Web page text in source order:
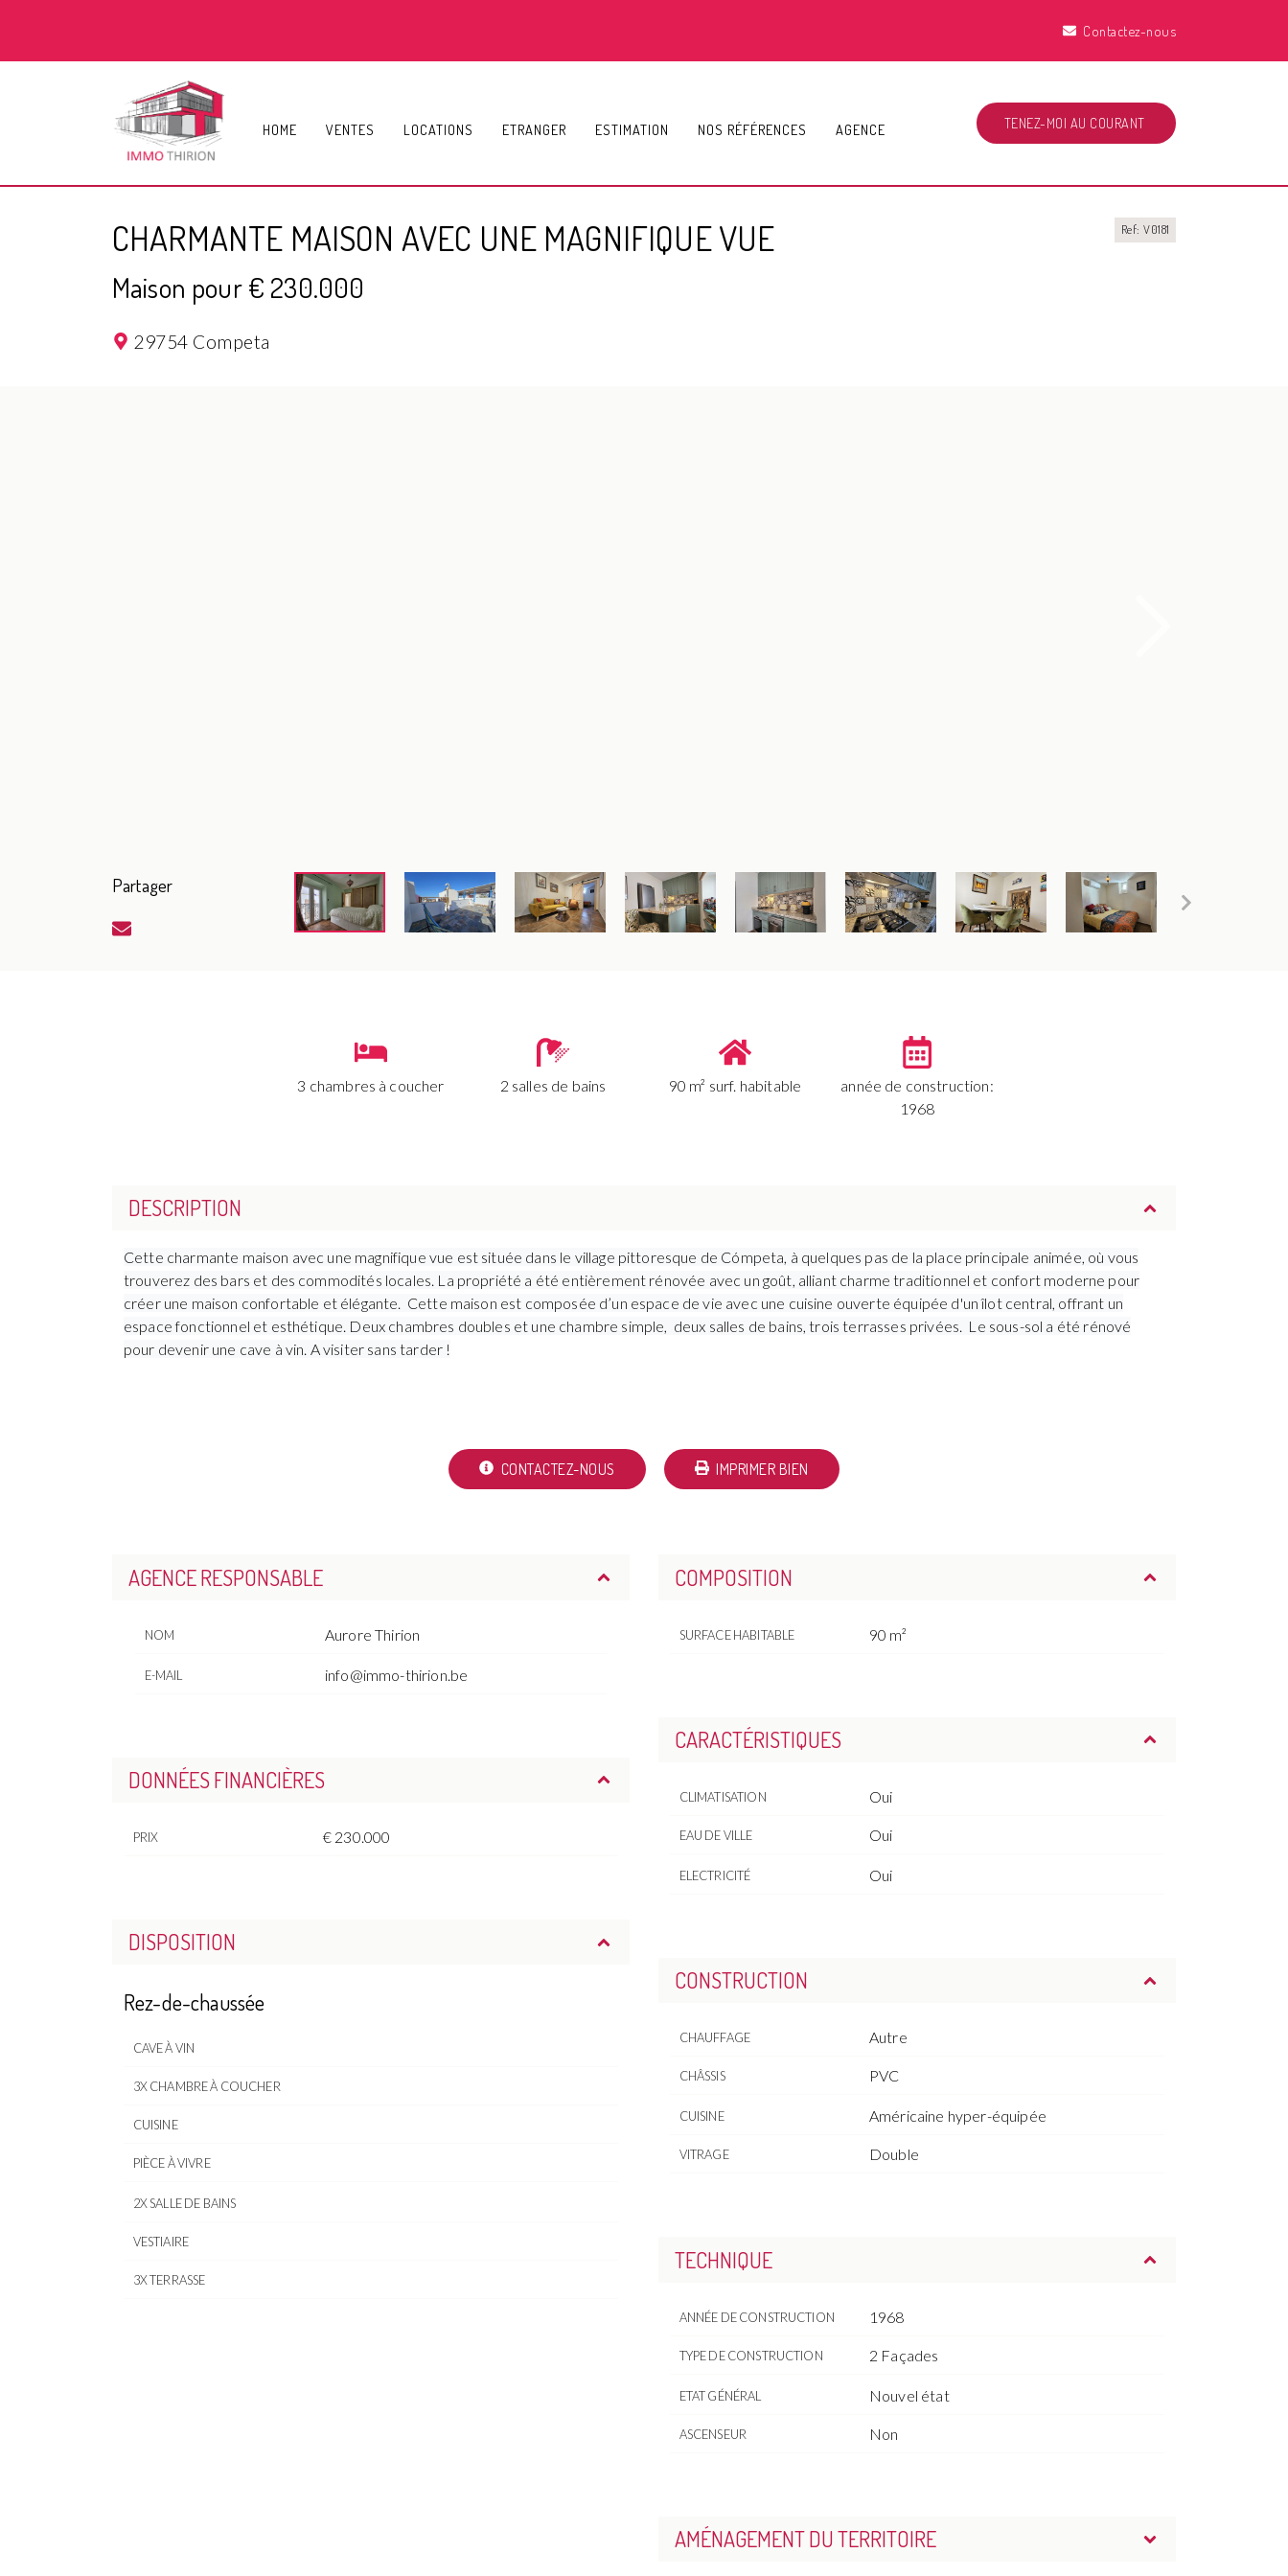
Contactez-nous
HOME VENTES LOCATIONS ETRANGER ESTIMATION NOS RÉFÉRENCES AGENCE TENEZ-MOI AU COURANT
CHARMANTE MAISON AVEC UNE MAGNIFIQUE VUE
Maison pour € 230.000
29754 Competa
Ref: V0181
Partager
3 chambres à coucher 2 salles de bains 90 m² surf. habitable
année de construction:
1968
DESCRIPTION
Cette charmante maison avec une magnifique vue est située dans le village pittoresque de Cómpeta, à quelques pas de la place principale animée, où vous
trouverez des bars et des commodités locales. La propriété a été entièrement rénovée avec un goût, alliant charme traditionnel et confort moderne pour
créer une maison confortable et élégante. Cette maison est composée d’un espace de vie avec une cuisine ouverte équipée d'un îlot central, offrant un
espace fonctionnel et esthétique. Deux chambres doubles et une chambre simple, deux salles de bains, trois terrasses privées. Le sous-sol a été rénové
pour devenir une cave à vin. A visiter sans tarder !
CONTACTEZ-NOUS IMPRIMER BIEN
AGENCE RESPONSABLE
NOM Aurore Thirion
E-MAIL info@immo-thirion.be
DONNÉES FINANCIÈRES
PRIX € 230.000
DISPOSITION
Rez-de-chaussée
CAVE À VIN
3X CHAMBRE À COUCHER
CUISINE
PIÈCE À VIVRE
2X SALLE DE BAINS
VESTIAIRE
3X TERRASSE
COMPOSITION
SURFACE HABITABLE 90 m²
CARACTÉRISTIQUES
CLIMATISATION Oui
EAU DE VILLE Oui
ELECTRICITÉ Oui
CONSTRUCTION
CHAUFFAGE Autre
CHÂSSIS PVC
CUISINE Américaine hyper-équipée
VITRAGE Double
TECHNIQUE
ANNÉE DE CONSTRUCTION 1968
TYPE DE CONSTRUCTION 2 Façades
ETAT GÉNÉRAL Nouvel état
ASCENSEUR Non
AMÉNAGEMENT DU TERRITOIRE